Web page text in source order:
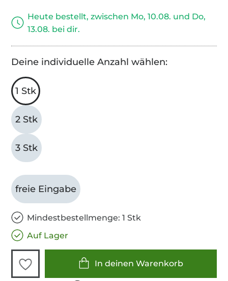
Heute bestellt, zwischen Mo, 10.08. und Do,
13.08. bei dir.
Deine individuelle Anzahl wählen:
1 Stk
2 Stk
3 Stk
freie Eingabe
Mindestbestellmenge: 1 Stk
Auf Lager
In deinen Warenkorb